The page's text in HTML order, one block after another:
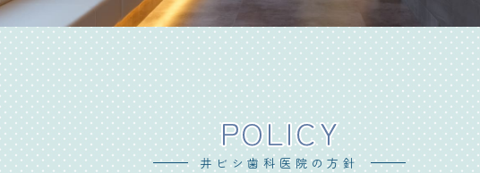
POLICY
井ビシ歯科医院の方針